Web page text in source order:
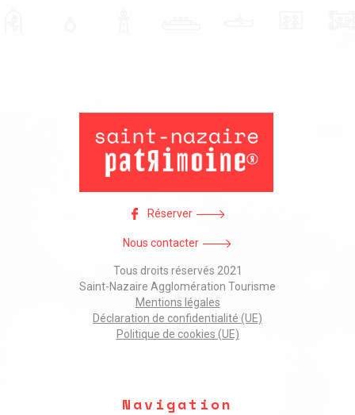
Réserver
Nous contacter
Tous droits réservés 2021
Saint-Nazaire Agglomération Tourisme
Mentions légales
Déclaration de confidentialité (UE)
Politique de cookies (UE)
Navigation